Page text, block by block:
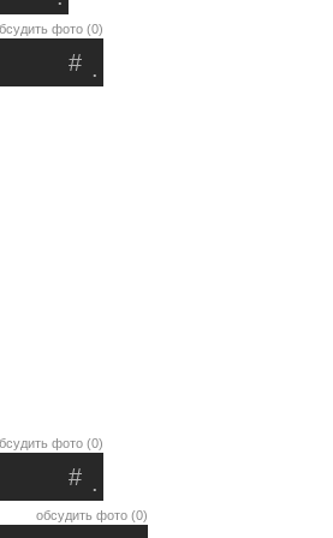
фото (0)
.
#
фото (0)
.
#
обсудить фото (0)